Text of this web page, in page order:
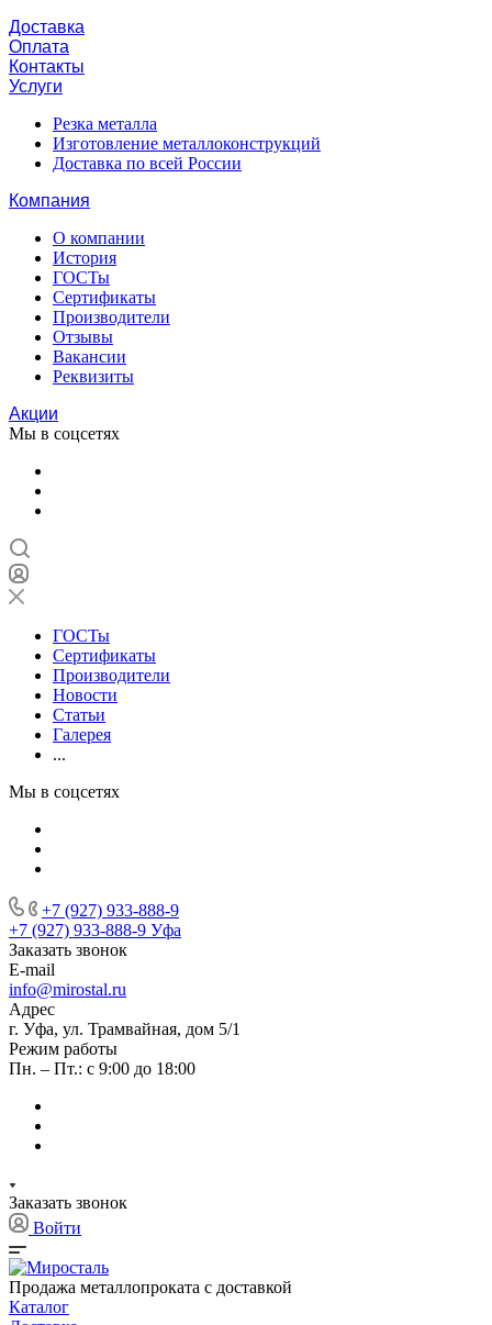
Доставка
Оплата
Контакты
Услуги
Резка металла
Изготовление металлоконструкций
Доставка по всей России
Компания
О компании
История
ГОСТы
Сертификаты
Производители
Отзывы
Вакансии
Реквизиты
Акции
Мы в соцсетях
ГОСТы
Сертификаты
Производители
Новости
Статьи
Галерея
...
Мы в соцсетях
+7 (927) 933-888-9
+7 (927) 933-888-9 Уфа
Заказать звонок
E-mail
info@mirostal.ru
Адрес
г. Уфа, ул. Трамвайная, дом 5/1
Режим работы
Пн. – Пт.: с 9:00 до 18:00
Заказать звонок
Войти
Продажа металлопроката с доставкой
Каталог